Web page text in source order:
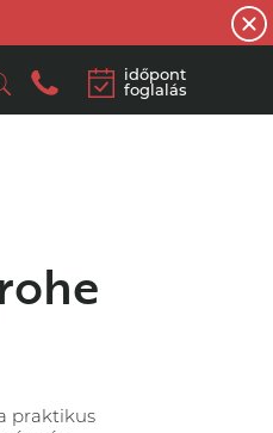
időpont
foglalás
praktikus